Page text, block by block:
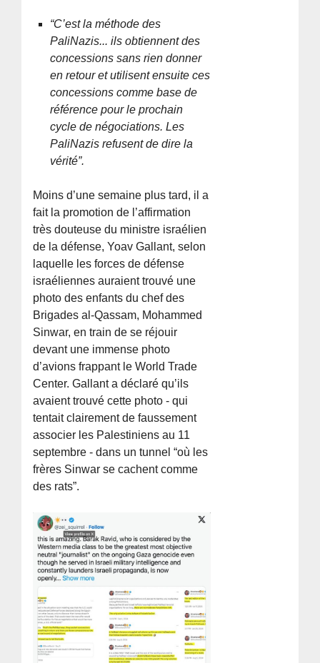
“C’est la méthode des
PaliNazis... ils obtiennent des
concessions sans rien donner
en retour et utilisent ensuite ces
concessions comme base de
référence pour le prochain
cycle de négociations. Les
PaliNazis refusent de dire la
vérité”.
Moins d’une semaine plus tard, il a
fait la promotion de l’affirmation
très douteuse du ministre israélien
de la défense, Yoav Gallant, selon
laquelle les forces de défense
israéliennes auraient trouvé une
photo des enfants du chef des
Brigades al-Qassam, Mohammed
Sinwar, en train de se réjouir
devant une immense photo
d’avions frappant le World Trade
Center. Gallant a déclaré qu’ils
avaient trouvé cette photo - qui
tentait clairement de faussement
associer les Palestiniens au 11
septembre - dans un tunnel “où les
frères Sinwar se cachent comme
des rats”.